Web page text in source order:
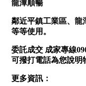
澎湖縣
60~70 坪
80坪以上